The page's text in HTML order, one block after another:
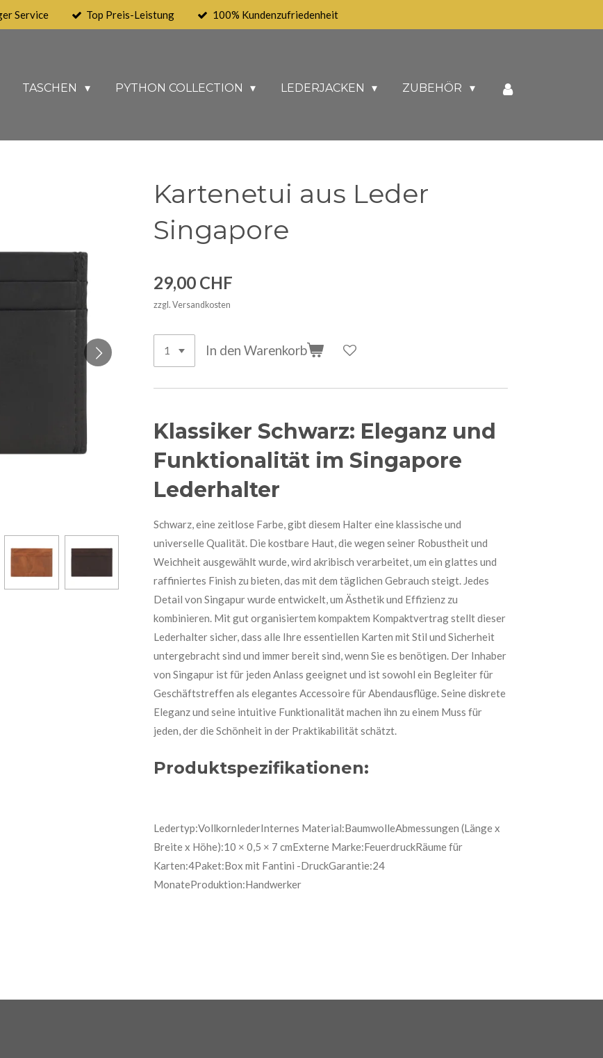
Service Top Preis-Leistung 100% Kundenzufriedenheit
TASCHEN PYTHON COLLECTION LEDERJACKEN ZUBEHÖR
Kartenetui aus Leder
Singapore
29,00 CHF
zzgl. Versandkosten
In den Warenkorb
Klassiker Schwarz: Eleganz und
Funktionalität im Singapore
Lederhalter
Schwarz, eine zeitlose Farbe, gibt diesem Halter eine klassische und
universelle Qualität. Die kostbare Haut, die wegen seiner Robustheit und
Weichheit ausgewählt wurde, wird akribisch verarbeitet, um ein glattes und
raffiniertes Finish zu bieten, das mit dem täglichen Gebrauch steigt. Jedes
Detail von Singapur wurde entwickelt, um Ästhetik und Effizienz zu
kombinieren. Mit gut organisiertem kompaktem Kompaktvertrag stellt dieser
Lederhalter sicher, dass alle Ihre essentiellen Karten mit Stil und Sicherheit
untergebracht sind und immer bereit sind, wenn Sie es benötigen. Der Inhaber
von Singapur ist für jeden Anlass geeignet und ist sowohl ein Begleiter für
Geschäftstreffen als elegantes Accessoire für Abendausflüge. Seine diskrete
Eleganz und seine intuitive Funktionalität machen ihn zu einem Muss für
jeden, der die Schönheit in der Praktikabilität schätzt.
Produktspezifikationen:
Ledertyp:VollkornlederInternes Material:BaumwolleAbmessungen (Länge x
Breite x Höhe):10 × 0,5 × 7 cmExterne Marke:FeuerdruckRäume für
Karten:4Paket:Box mit Fantini -DruckGarantie:24
MonateProduktion:Handwerker